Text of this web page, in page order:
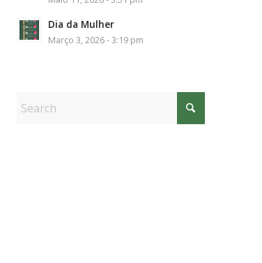
Dia da Mulher
Março 3, 2026 - 3:19 pm